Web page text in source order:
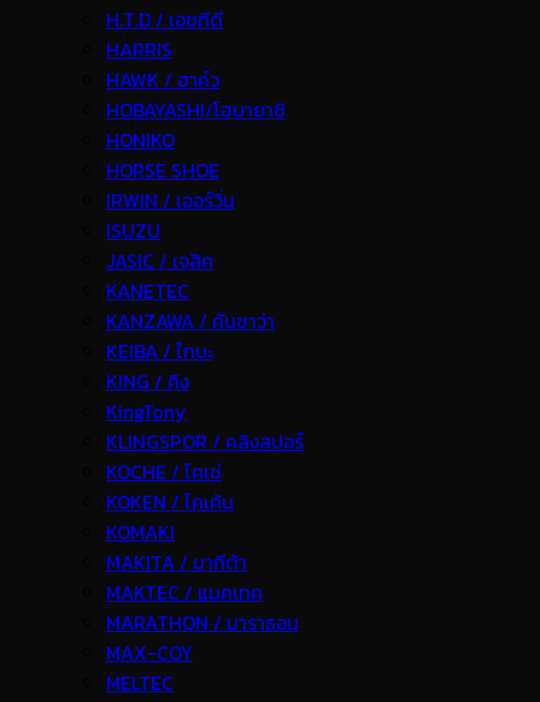
H.T.D / เอชทีดี
HARRIS
HAWK / ฮาค์ว
HOBAYASHI/โฮบายาชิ
HONIKO
HORSE SHOE
IRWIN / เออร์วิ่น
ISUZU
JASIC / เจสิค
KANETEC
KANZAWA / คันซาว่า
KEIBA / ไกบะ
KING / คิง
KingTony
KLINGSPOR / คลิงสปอร์
KOCHE / โคเช่
KOKEN / โคเค้น
KOMAKI
MAKITA / มากีต้า
MAKTEC / แมคเทค
MARATHON / มาราธอน
MAX-COY
MELTEC